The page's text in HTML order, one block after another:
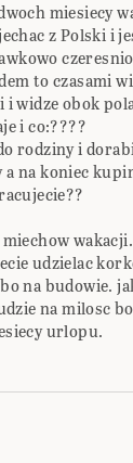
miesiecy
z Polski i
to czasami
widze obok
i co:????
rodziny i
na koniec
miechow
udzielac
na budowie.
na milosc
urlopu.